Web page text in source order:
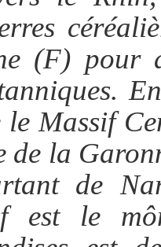
(F) pour
le Massif
de la
de
est le